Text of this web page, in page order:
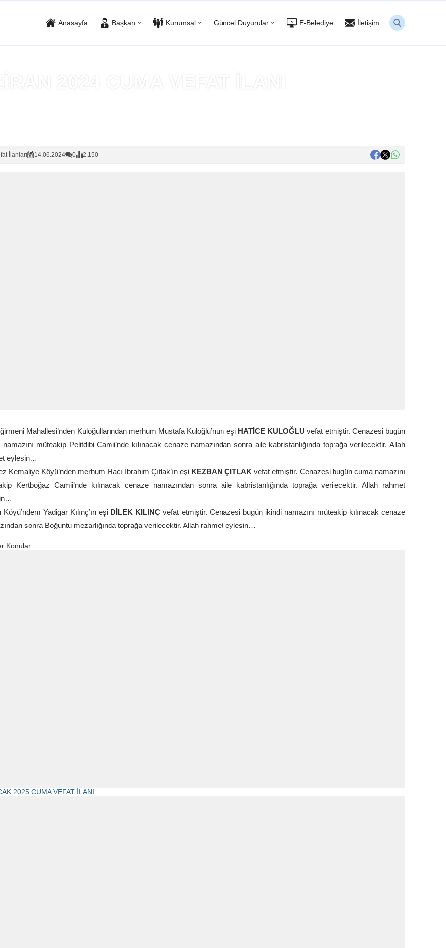
Anasayfa Başkan Kurumsal Güncel Duyurular E-Belediye İletişim
2024 CUMA VEFAT İLANI
İlanları 14.06.2024 0 2.150
Mahallesi’nden Kuloğullarından merhum Mustafa Kuloğlu’nun eşi HATİCE KULOĞLU vefat etmiştir. Cenazesi bugün
müteakip Pelitdibi Camii’nde kılınacak cenaze namazından sonra aile kabristanlığında toprağa verilecektir. Allah
eylesin…
Kemaliye Köyü’nden merhum Hacı İbrahim Çıtlak’ın eşi KEZBAN ÇITLAK vefat etmiştir. Cenazesi bugün cuma namazını
Kertboğaz Camii’nde kılınacak cenaze namazından sonra aile kabristanlığında toprağa verilecektir. Allah rahmet
Köyü’ndem Yadigar Kılınç’ın eşi DİLEK KILINÇ vefat etmiştir. Cenazesi bugün ikindi namazını müteakip kılınacak cenaze
sonra Boğuntu mezarlığında toprağa verilecektir. Allah rahmet eylesin…
Konular
2025 CUMA VEFAT İLANI